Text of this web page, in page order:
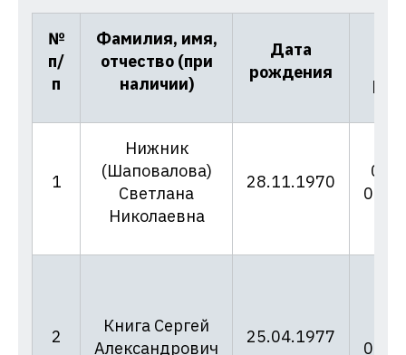
№
п/
п
Фамилия, имя,
отчество (при
наличии)
Дата
рождения
1
Нижник
(Шаповалова)
Светлана
Николаевна
28.11.1970
06/
2
Книга Сергей
Александрович
25.04.1977